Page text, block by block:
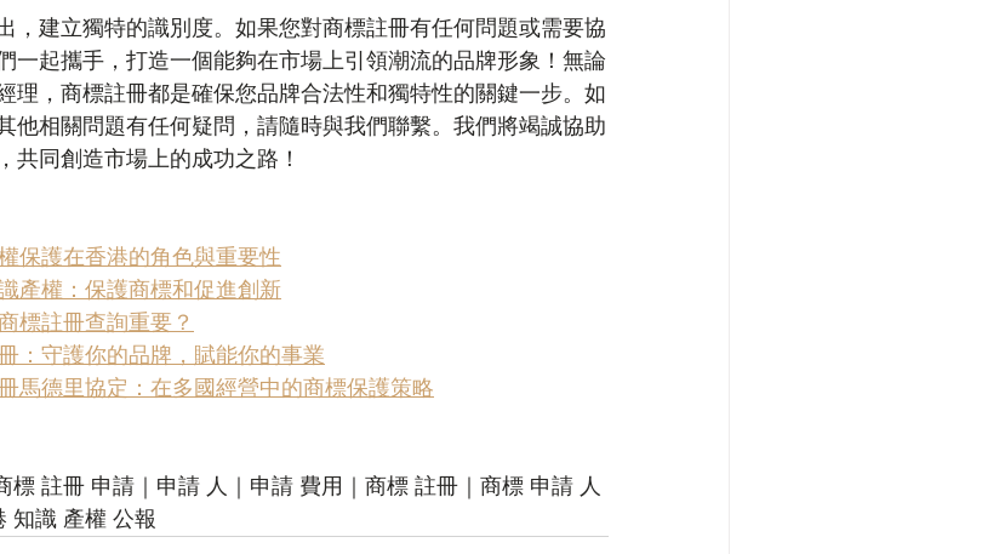
，建立獨特的識別度。如果您對商標註冊有任何問題或需要協
一起攜手，打造一個能夠在市場上引領潮流的品牌形象！無論
理，商標註冊都是確保您品牌合法性和獨特性的關鍵一步。如
他相關問題有任何疑問，請隨時與我們聯繫。我們將竭誠協助
共同創造市場上的成功之路！
保護在香港的角色與重要性
產權：保護商標和促進創新
標註冊查詢重要？
：守護你的品牌，賦能你的事業
馬德里協定：在多國經營中的商標保護策略
標 註冊 申請｜申請 人｜申請 費用｜商標 註冊｜商標 申請 人
知識 產權 公報